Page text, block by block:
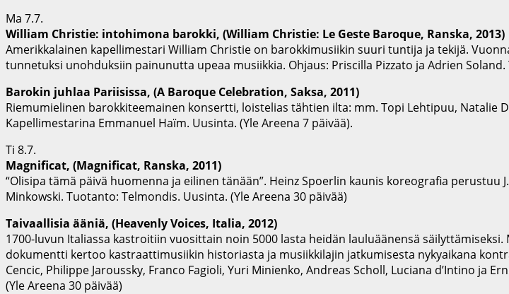
Ma 7.7.
William Christie: intohimona barokki, (William Christie: Le Geste Baroque, Ranska, 2013)
Amerikkalainen kapellimestari William Christie on barokkimusiikin suuri tuntija ja tekijä.
tunnetuksi unohduksiin painunutta upeaa musiikkia. Ohjaus: Priscilla Pizzato ja Adrien Soland.
Barokin juhlaa Pariisissa, (A Baroque Celebration, Saksa, 2011)
Riemumielinen barokkiteemainen konsertti, loistelias tähtien ilta: mm. Topi Lehtipuu, Natalie
Kapellimestarina Emmanuel Haïm. Uusinta. (Yle Areena 7 päivää).
Ti 8.7.
Magnificat, (Magnificat, Ranska, 2011)
“Olisipa tämä päivä huomenna ja eilinen tänään”. Heinz Spoerlin kaunis koreografia
Minkowski. Tuotanto: Telmondis. Uusinta. (Yle Areena 30 päivää)
Taivaallisia ääniä, (Heavenly Voices, Italia, 2012)
1700-luvun Italiassa kastroitiin vuosittain noin 5000 lasta heidän lauluäänensä
dokumentti kertoo kastraattimusiikin historiasta ja musiikkilajin jatkumisesta nykyaikana
Cencic, Philippe Jaroussky, Franco Fagioli, Yuri Minienko, Andreas Scholl, Luciana d’Intino ja
(Yle Areena 30 päivää)